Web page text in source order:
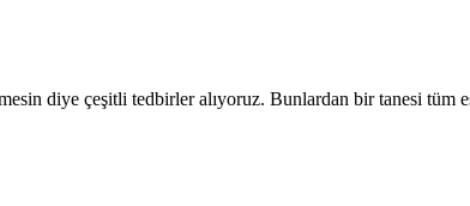
diye çeşitli tedbirler alıyoruz. Bunlardan bir tanesi tüm